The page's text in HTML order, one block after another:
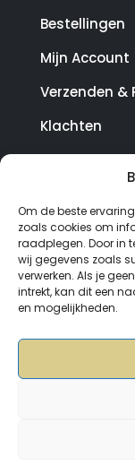
Om de beste
zoals cookies om
raadplegen. Door in
wij gegevens zoals
verwerken. Als je
intrekt, kan dit een
en mogelijkheden.
Bestellingen
Mijn Account
Verzenden &
Klachten
© Copyright